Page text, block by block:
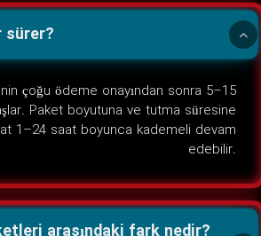
sürer?
çoğu ödeme onayından sonra 5–15
Paket boyutuna ve tutma süresine
1–24 saat boyunca kademeli devam
edebilir.